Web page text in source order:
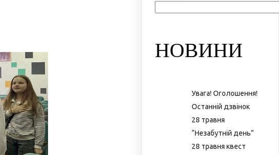
НОВИНИ
Увага! Оголошення!
Останній дзвінок
28 травня
“Незабутній день”
28 травня квест